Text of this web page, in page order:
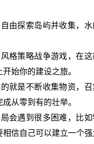
由探索岛屿并收集，
格策略战争游戏，在
始你的建设之旅。
就是不断收集物资，
从零到有的壮举。
会遇到很多困难，比
信自己可以建立一个强